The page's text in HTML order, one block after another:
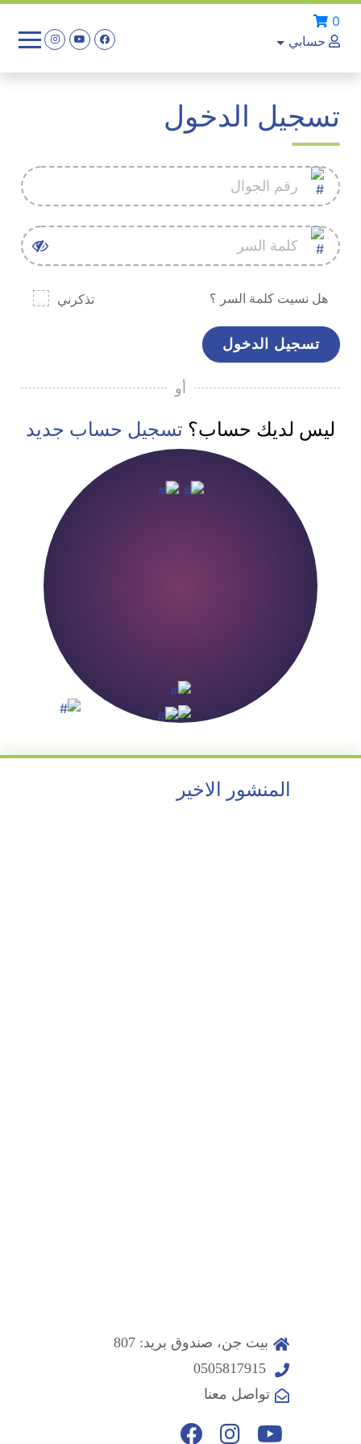
حسابي
0
تسجيل الدخول
تذكرني هل نسيت كلمة السر ؟
أو
ليس لديك حساب؟ تسجيل حساب جديد
المنشور الاخير
بيت جن، صندوق بريد: 807
تواصل معنا